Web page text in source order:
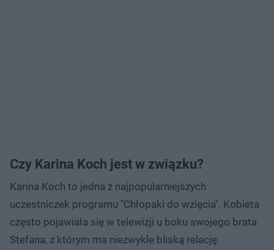
Czy Karina Koch jest w związku?
Karina Koch to jedna z najpopularniejszych
uczestniczek programu "Chłopaki do wzięcia". Kobieta
często pojawiała się w telewizji u boku swojego brata
Stefana, z którym ma niezwykle bliską relację.